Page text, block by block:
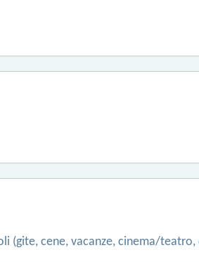
(gite, cene, vacanze, cinema/